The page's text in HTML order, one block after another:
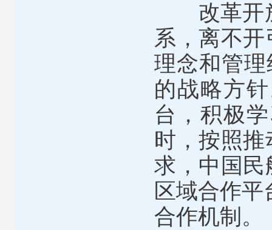
改革开放
系，离不
理念和管理
的战略方
台，积极
时，按照
求，中国民
区域合作
合作机制。